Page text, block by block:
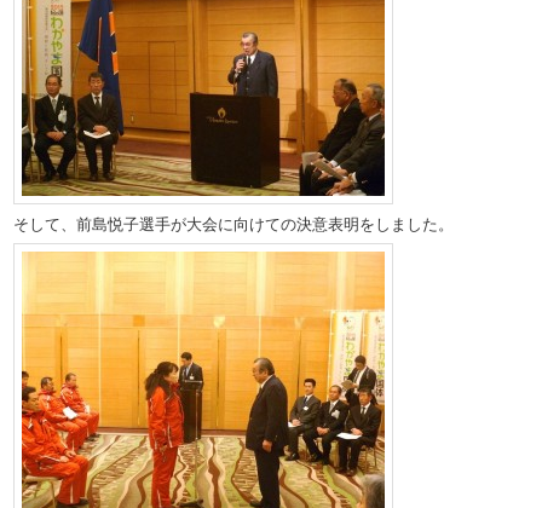
そして、前島悦子選手が大会に向けての決意表明をしました。